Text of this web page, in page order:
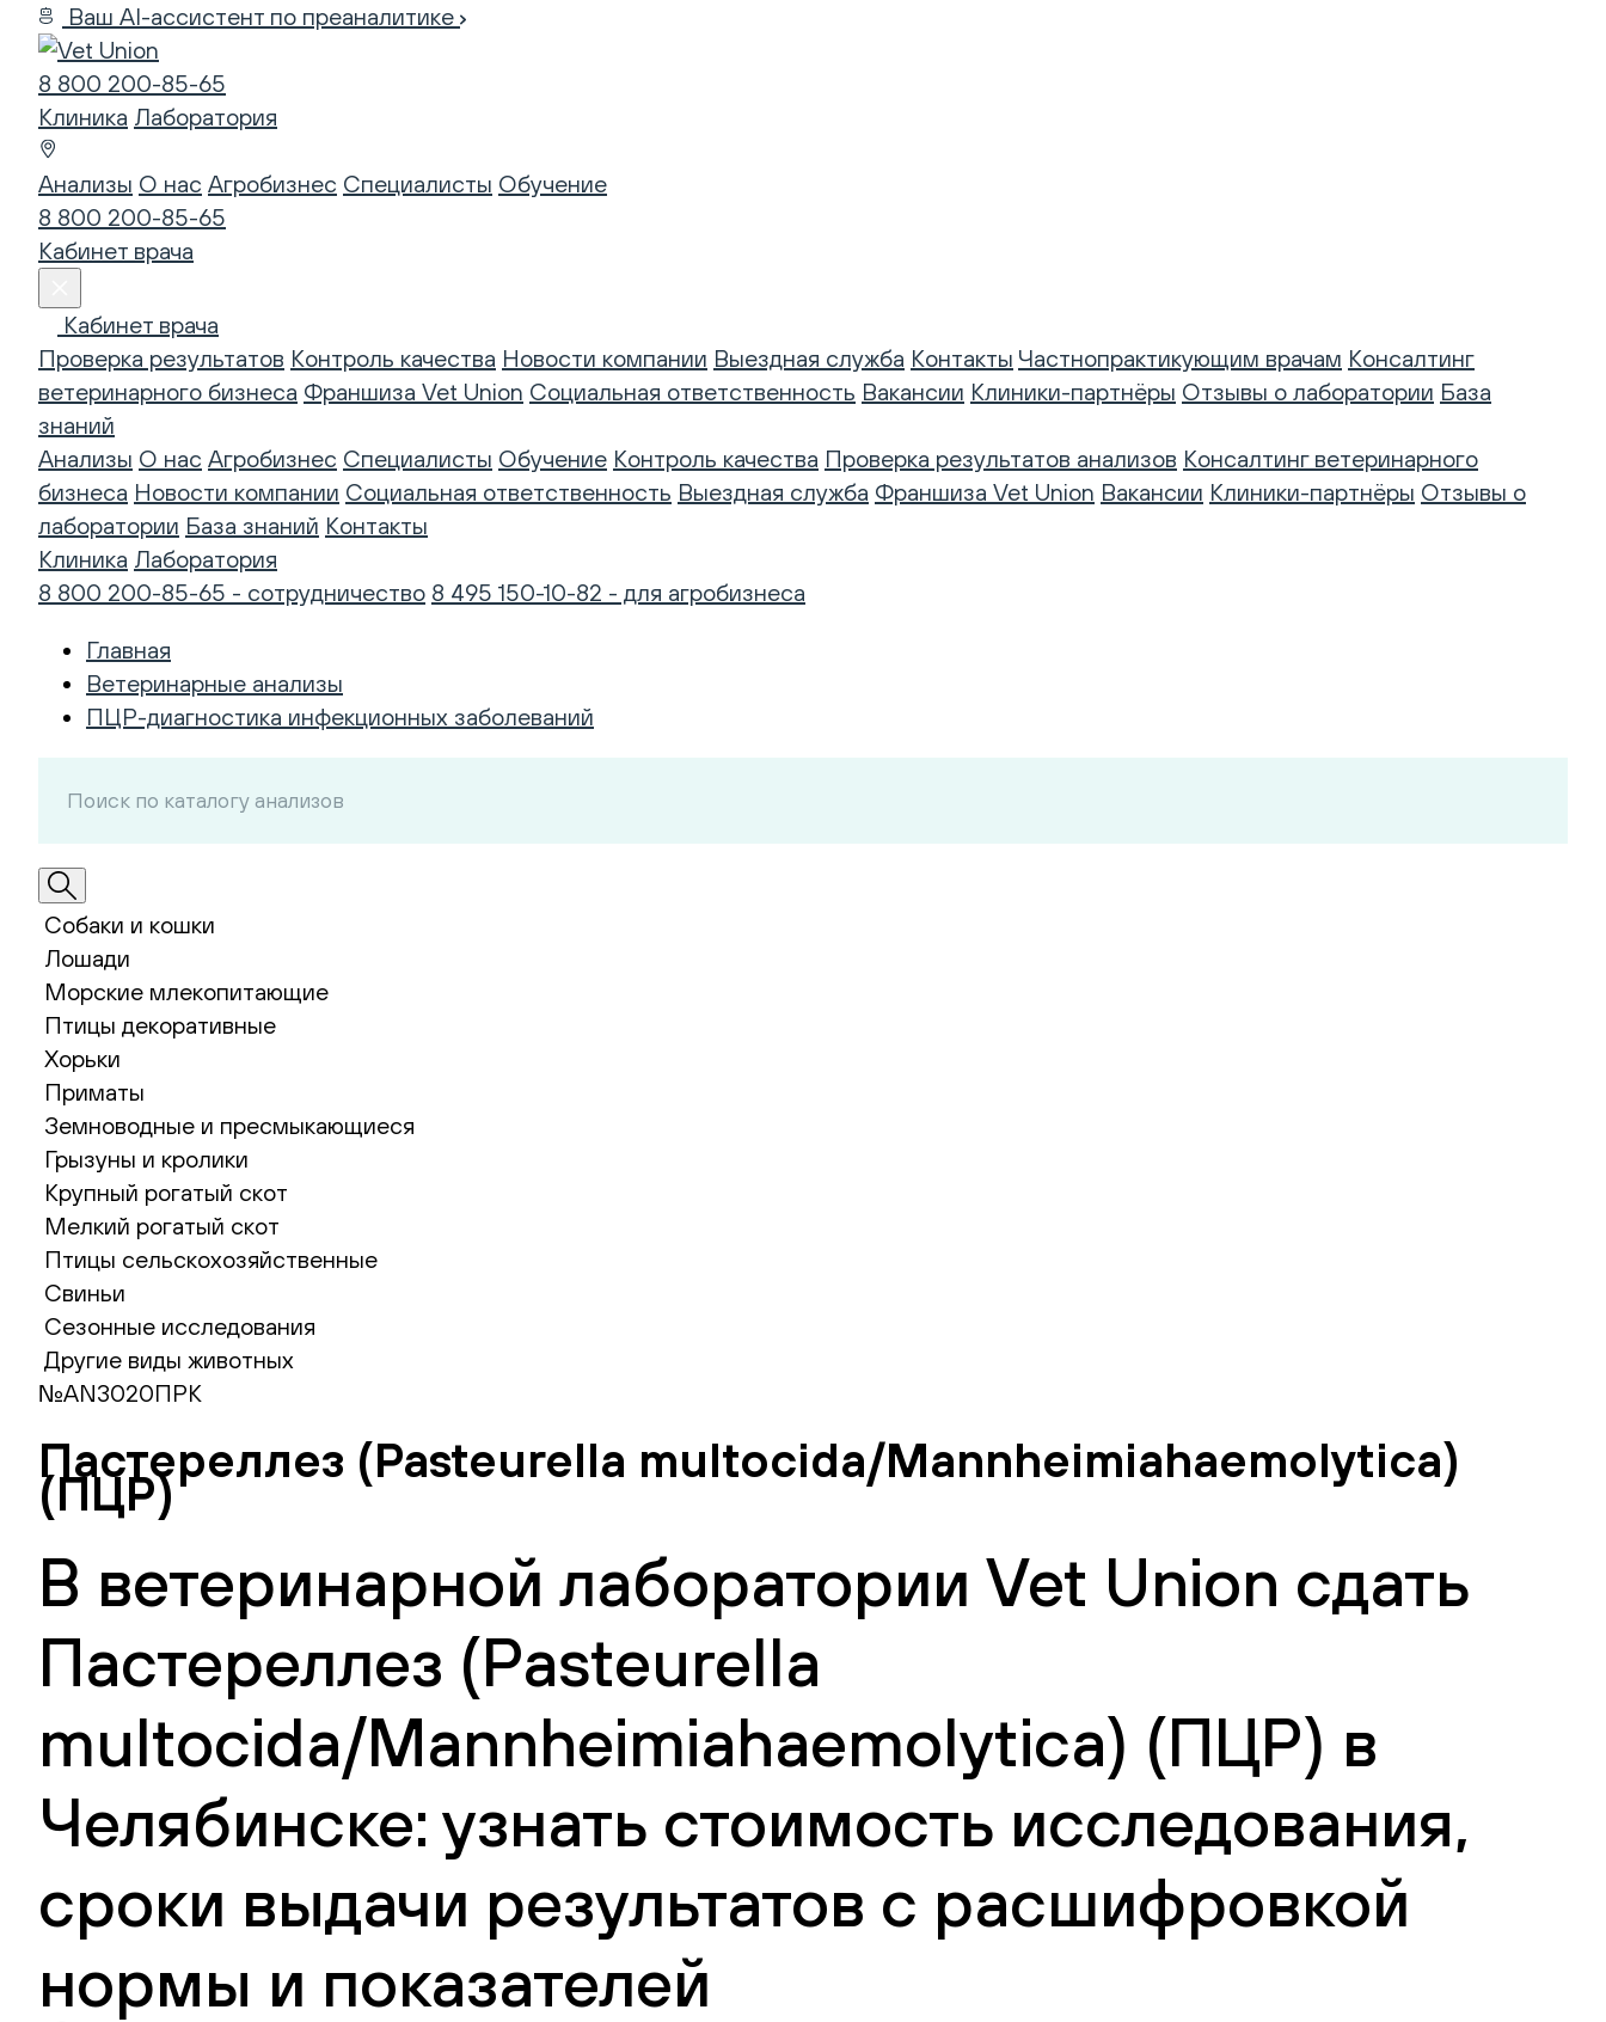
Ваш AI-ассистент по преаналитике
8 800 200-85-65
Клиника Лаборатория
Анализы О нас Агробизнес Специалисты Обучение
8 800 200-85-65
Кабинет врача
Кабинет врача
Проверка результатов Контроль качества Новости компании Выездная служба Контакты Частнопрактикующим врачам Консалтинг
ветеринарного бизнеса Франшиза Vet Union Социальная ответственность Вакансии Клиники-партнёры Отзывы о лаборатории База
знаний
Анализы О нас Агробизнес Специалисты Обучение Контроль качества Проверка результатов анализов Консалтинг ветеринарного
бизнеса Новости компании Социальная ответственность Выездная служба Франшиза Vet Union Вакансии Клиники-партнёры Отзывы о
лаборатории База знаний Контакты
Клиника Лаборатория
8 800 200-85-65 - сотрудничество 8 495 150-10-82 - для агробизнеса
Главная
Ветеринарные анализы
ПЦР-диагностика инфекционных заболеваний
Собаки и кошки
Лошади
Морские млекопитающие
Птицы декоративные
Хорьки
Приматы
Земноводные и пресмыкающиеся
Грызуны и кролики
Крупный рогатый скот
Мелкий рогатый скот
Птицы сельскохозяйственные
Свиньи
Сезонные исследования
Другие виды животных
№AN3020ПРК
Пастереллез (Pasteurella multocida/Mannheimiahaemolytica)
(ПЦР)
В ветеринарной лаборатории Vet Union сдать
Пастереллез (Pasteurella
multocida/Mannheimiahaemolytica) (ПЦР) в
Челябинске: узнать стоимость исследования,
сроки выдачи результатов с расшифровкой
нормы и показателей